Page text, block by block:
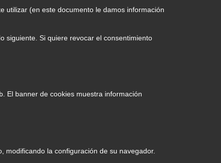
utilizar (en este documento le damos información
siguiente. Si quiere revocar el consentimiento
El banner de cookies muestra información
la configuración de su navegador.